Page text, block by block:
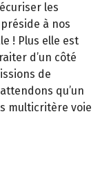
les
à nos
! Plus elle est
d’un côté
de
qu’un
multicritère voie